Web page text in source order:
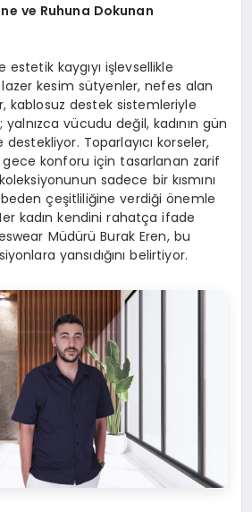
ve Ruhuna Dokunan
estetik kaygıyı işlevsellikle
lazer kesim sütyenler, nefes alan
kablosuz destek sistemleriyle
vücudu değil, kadının gün
Toparlayıcı korseler,
gece konforu için tasarlanan zarif
sadece bir kısmını
çeşitliliğine verdiği önemle
kadın kendini rahatça ifade
Müdürü Burak Eren, bu
yansıdığını belirtiyor.